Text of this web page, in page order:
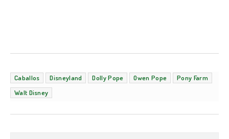
Caballos Disneyland Dolly Pope Owen Pope
Pony Farm
Walt Disney